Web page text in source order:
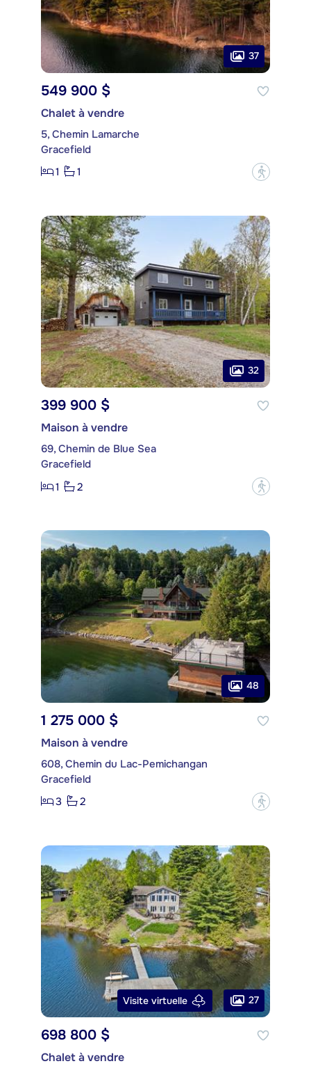
37
549 900 $
Chalet à vendre
5, Chemin Lamarche
Gracefield
1
1 ?
32
399 900 $
Maison à vendre
69, Chemin de Blue Sea
Gracefield
1
2 ?
48
1 275 000 $
Maison à vendre
608, Chemin du Lac-Pemichangan
Gracefield
3
2 ?
Visite virtuelle 27
698 800 $
Chalet à vendre